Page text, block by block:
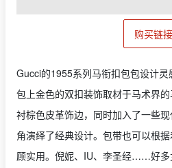
购买链接
Gucci的1955系列马衔扣包包设计灵
包上金色的双扣装饰取材于马术界
衬棕色皮革饰边，同时加入了一些
角演绎了经典设计。包带也可以根
顾实用。倪妮、IU、李圣经……好多